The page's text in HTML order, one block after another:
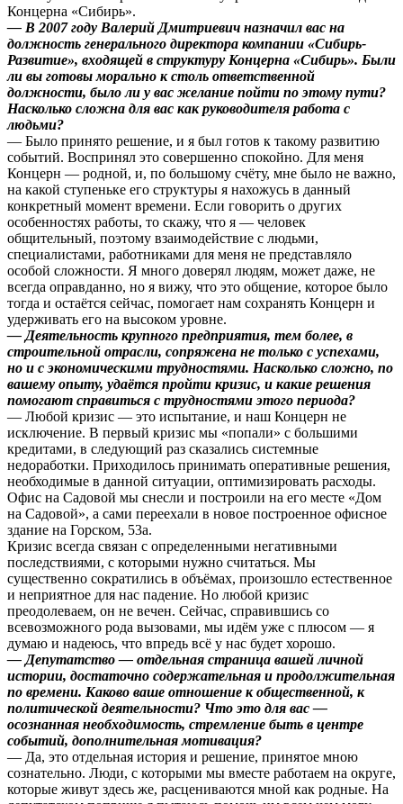
Концерна «Сибирь».
— В 2007 году Валерий Дмитриевич назначил вас на
должность генерального директора компании «Сибирь-
Развитие», входящей в структуру Концерна «Сибирь». Были
ли вы готовы морально к столь ответственной
должности, было ли у вас желание пойти по этому пути?
Насколько сложна для вас как руководителя работа с
людьми?
— Было принято решение, и я был готов к такому развитию
событий. Воспринял это совершенно спокойно. Для меня
Концерн — родной, и, по большому счёту, мне было не важно,
на какой ступеньке его структуры я нахожусь в данный
конкретный момент времени. Если говорить о других
особенностях работы, то скажу, что я — человек
общительный, поэтому взаимодействие с людьми,
специалистами, работниками для меня не представляло
особой сложности. Я много доверял людям, может даже, не
всегда оправданно, но я вижу, что это общение, которое было
тогда и остаётся сейчас, помогает нам сохранять Концерн и
удерживать его на высоком уровне.
— Деятельность крупного предприятия, тем более, в
строительной отрасли, сопряжена не только с успехами,
но и с экономическими трудностями. Насколько сложно, по
вашему опыту, удаётся пройти кризис, и какие решения
помогают справиться с трудностями этого периода?
— Любой кризис — это испытание, и наш Концерн не
исключение. В первый кризис мы «попали» с большими
кредитами, в следующий раз сказались системные
недоработки. Приходилось принимать оперативные решения,
необходимые в данной ситуации, оптимизировать расходы.
Офис на Садовой мы снесли и построили на его месте «Дом
на Садовой», а сами переехали в новое построенное офисное
здание на Горском, 53а.
Кризис всегда связан с определенными негативными
последствиями, с которыми нужно считаться. Мы
существенно сократились в объёмах, произошло естественное
и неприятное для нас падение. Но любой кризис
преодолеваем, он не вечен. Сейчас, справившись со
всевозможного рода вызовами, мы идём уже с плюсом — я
думаю и надеюсь, что впредь всё у нас будет хорошо.
— Депутатство — отдельная страница вашей личной
истории, достаточно содержательная и продолжительная
по времени. Каково ваше отношение к общественной, к
политической деятельности? Что это для вас —
осознанная необходимость, стремление быть в центре
событий, дополнительная мотивация?
— Да, это отдельная история и решение, принятое мною
сознательно. Люди, с которыми мы вместе работаем на округе,
которые живут здесь же, расцениваются мной как родные. На